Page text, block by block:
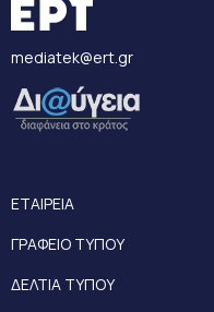
mediatek@ert.gr
ΕΤΑΙΡΕΙΑ
ΓΡΑΦΕΙΟ ΤΥΠΟΥ
ΔΕΛΤΙΑ ΤΥΠΟΥ